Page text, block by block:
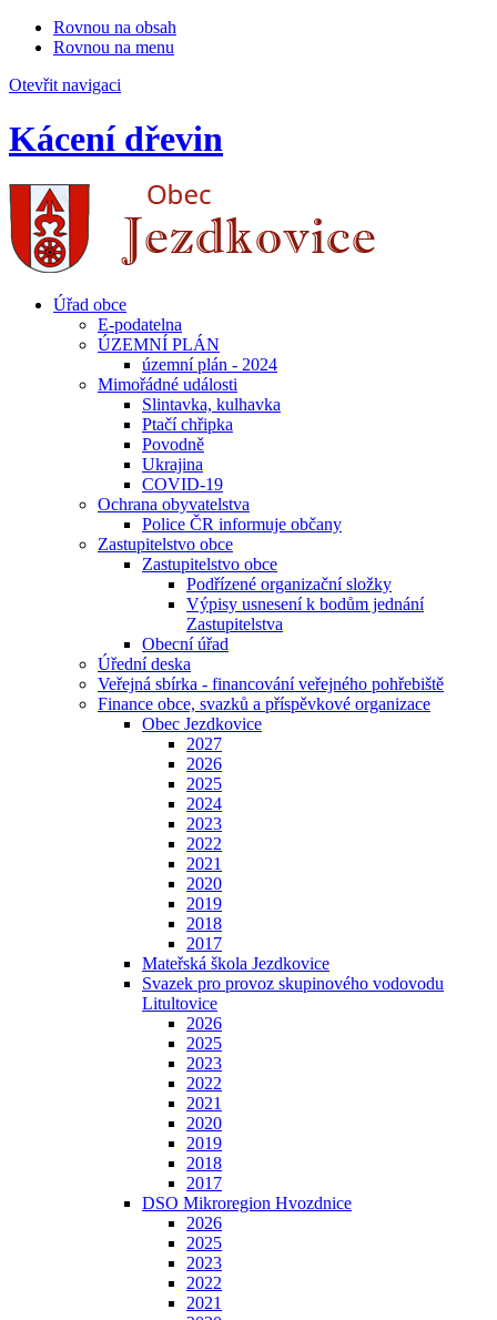
Rovnou na obsah
Rovnou na menu
Otevřit navigaci
Kácení dřevin
Úřad obce
E-podatelna
ÚZEMNÍ PLÁN
územní plán - 2024
Mimořádné události
Slintavka, kulhavka
Ptačí chřipka
Povodně
Ukrajina
COVID-19
Ochrana obyvatelstva
Police ČR informuje občany
Zastupitelstvo obce
Zastupitelstvo obce
Podřízené organizační složky
Výpisy usnesení k bodům jednání
Zastupitelstva
Obecní úřad
Úřední deska
Veřejná sbírka - financování veřejného pohřebiště
Finance obce, svazků a příspěvkové organizace
Obec Jezdkovice
2027
2026
2025
2024
2023
2022
2021
2020
2019
2018
2017
Mateřská škola Jezdkovice
Svazek pro provoz skupinového vodovodu
Litultovice
2026
2025
2023
2022
2021
2020
2019
2018
2017
DSO Mikroregion Hvozdnice
2026
2025
2023
2022
2021